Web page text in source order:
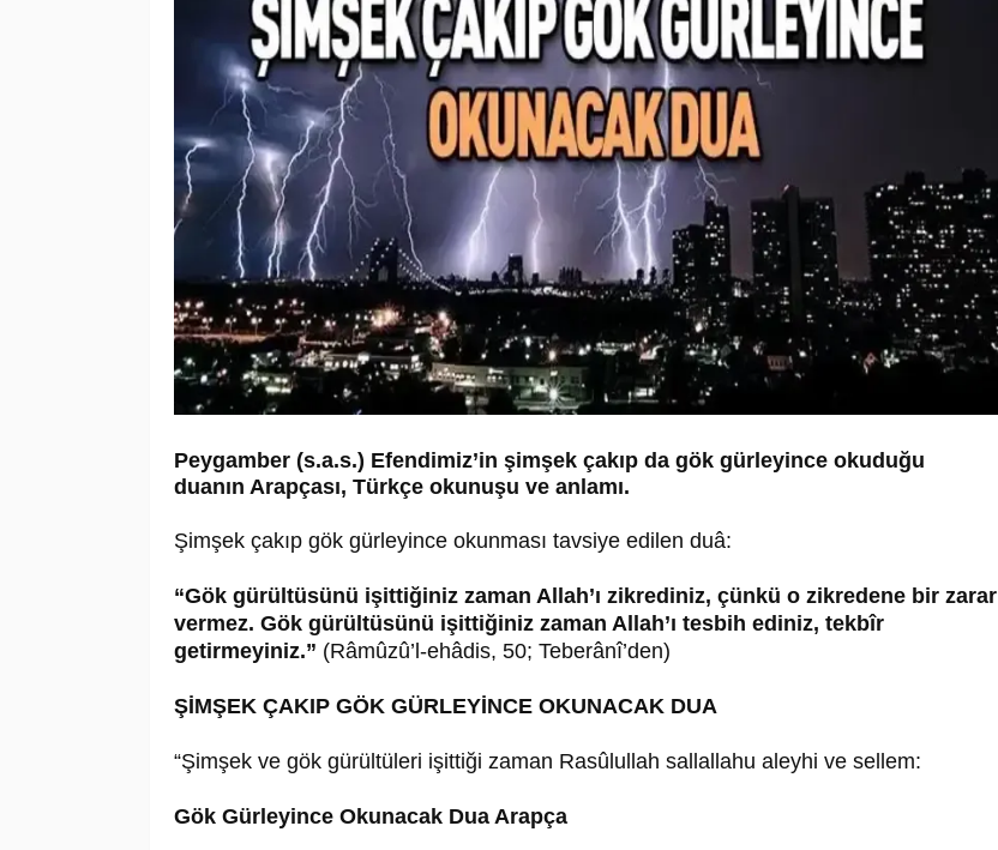
Peygamber (s.a.s.) Efendimiz’in şimşek çakıp da gök gürleyince okuduğu
duanın Arapçası, Türkçe okunuşu ve anlamı.
Şimşek çakıp gök gürleyince okunması tavsiye edilen duâ:
“Gök gürültüsünü işittiğiniz zaman Allah’ı zikrediniz, çünkü o zikredene bir zarar
vermez. Gök gürültüsünü işittiğiniz zaman Allah’ı tesbih ediniz, tekbîr
getirmeyiniz.” (Râmûzû’l-ehâdis, 50; Teberânî’den)
ŞİMŞEK ÇAKIP GÖK GÜRLEYİNCE OKUNACAK DUA
“Şimşek ve gök gürültüleri işittiği zaman Rasûlullah sallallahu aleyhi ve sellem:
Gök Gürleyince Okunacak Dua Arapça